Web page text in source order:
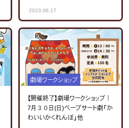
2023.06.17
劇場ワークショップ
【開催終了】劇場ワークショップ｜
7月３０日(日)ペープサート劇「か
わいいかくれんぼ」他